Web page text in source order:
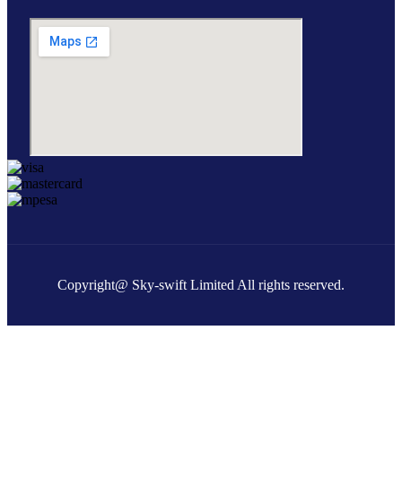
Copyright@ Sky-swift Limited All rights reserved.